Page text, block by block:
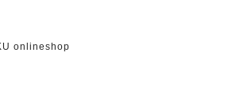
onlineshop